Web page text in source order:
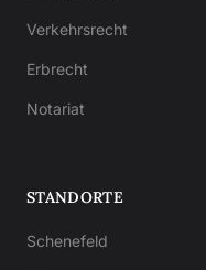
Verkehrsrecht
Erbrecht
Notariat
STANDORTE
Schenefeld